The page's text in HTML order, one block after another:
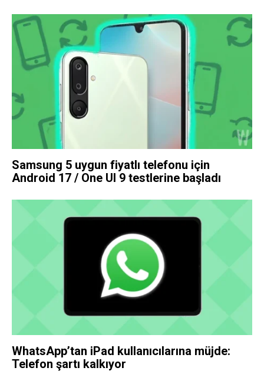
Samsung 5 uygun fiyatlı telefonu için
Android 17 / One UI 9 testlerine başladı
WhatsApp’tan iPad kullanıcılarına müjde:
Telefon şartı kalkıyor